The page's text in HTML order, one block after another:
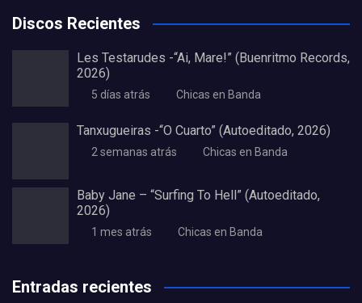
Discos Recientes
Les Testarudes -“Ai, Mare!” (Buenritmo Records,
2026)
5 días atrás Chicas en Banda
Tanxugueiras -“O Cuarto” (Autoeditado, 2026)
2 semanas atrás Chicas en Banda
Baby Jane – “Surfing To Hell” (Autoeditado,
2026)
1 mes atrás Chicas en Banda
Entradas recientes